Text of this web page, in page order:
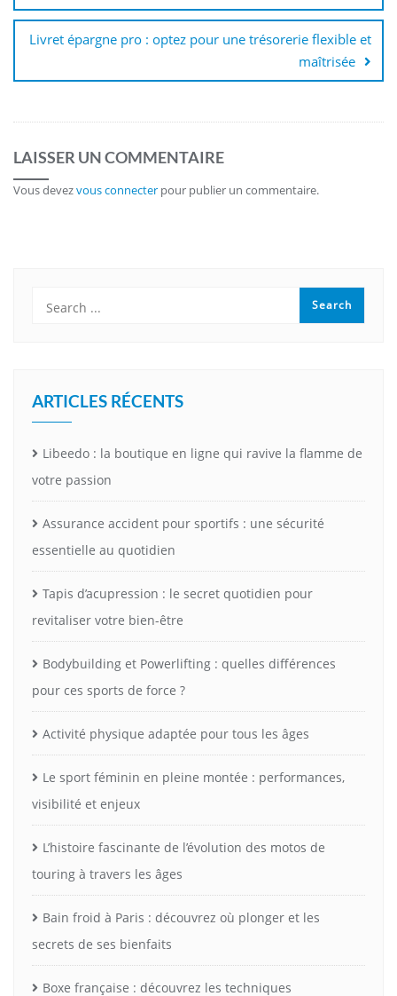
Livret épargne pro : optez pour une trésorerie flexible et
maîtrisée
LAISSER UN COMMENTAIRE
Vous devezvous connecter pour publier un commentaire.
ARTICLES RÉCENTS
Libeedo : la boutique en ligne qui ravive la flamme de
votre passion
Assurance accident pour sportifs : une sécurité
essentielle au quotidien
Tapis d’acupression : le secret quotidien pour
revitaliser votre bien-être
Bodybuilding et Powerlifting : quelles différences
pour ces sports de force ?
Activité physique adaptée pour tous les âges
Le sport féminin en pleine montée : performances,
visibilité et enjeux
L’histoire fascinante de l’évolution des motos de
touring à travers les âges
Bain froid à Paris : découvrez où plonger et les
secrets de ses bienfaits
Boxe française : découvrez les techniques